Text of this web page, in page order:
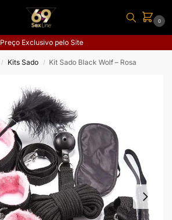
0
Preço Exclusivo pelo Site
/ Kits Sado / Kit Sado Black Wolf – Rosa